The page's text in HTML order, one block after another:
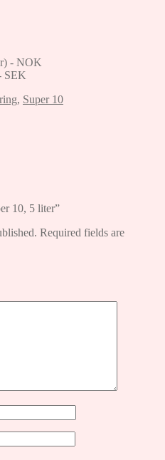
- NOK
SEK
, Super 10
10, 5 liter”
Required fields are